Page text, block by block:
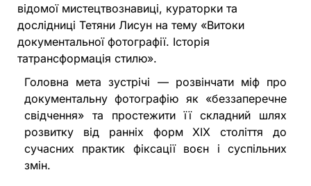
відомої мистецтвознавиці, кураторки та
дослідниці Тетяни Лисун на тему «Витоки
документальної фотографії. Історія
татрансформація стилю».
Головна мета зустрічі — розвінчати міф про
документальну фотографію як «беззаперечне
свідчення» та простежити її складний шлях
розвитку від ранніх форм ХІХ століття до
сучасних практик фіксації воєн і суспільних
змін.